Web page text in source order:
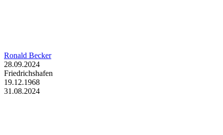
Ronald Becker
28.09.2024
Friedrichshafen
19.12.1968
31.08.2024